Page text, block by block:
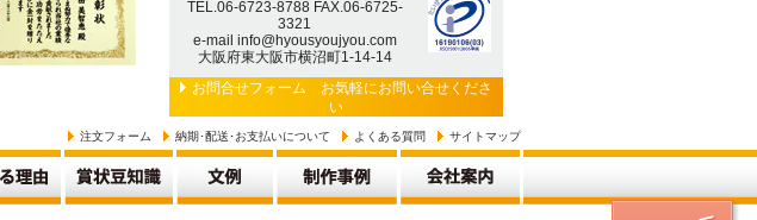
TEL.06-6723-8788 FAX.06-6725-
3321
e-mail info@hyousyoujyou.com
大阪府東大阪市横沼町1-14-14
お問合せフォーム お気軽にお問い合せくださ
い
サイトマップ
よくある質問
納期･配送･お支払いについて
注文フォーム